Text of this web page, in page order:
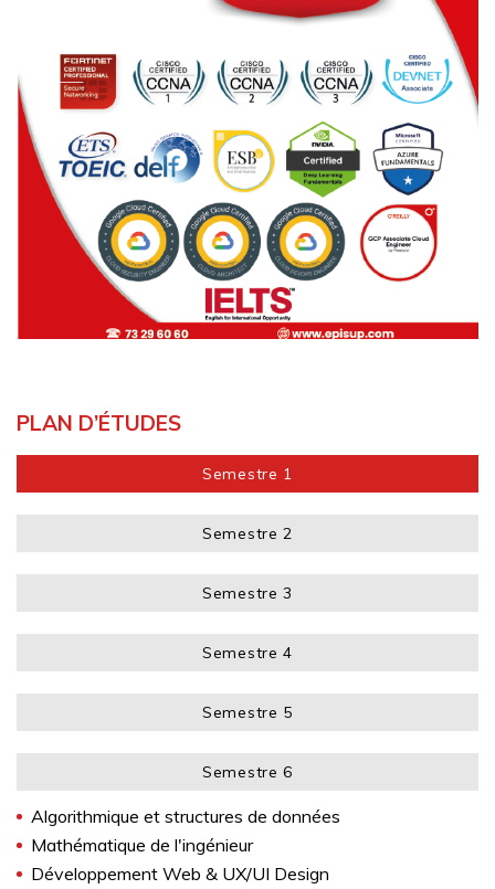
PLAN D’ÉTUDES
Semestre 1
Semestre 2
Semestre 3
Semestre 4
Semestre 5
Semestre 6
Algorithmique et structures de données
Mathématique de l'ingénieur
Développement Web & UX/UI Design